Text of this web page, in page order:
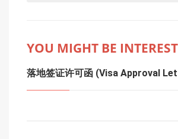
YOU MIGHT BE
落地签证许可函 (Visa Approval